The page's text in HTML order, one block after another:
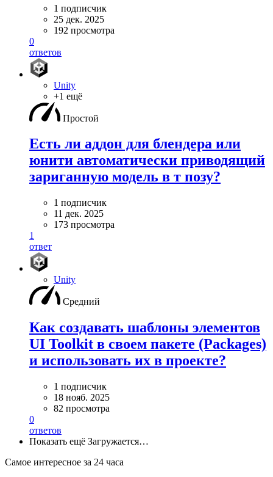
1 подписчик
25 дек. 2025
192 просмотра
0
ответов
Unity
+1 ещё
Простой
Есть ли аддон для блендера или
юнити автоматически приводящий
зариганную модель в т позу?
1 подписчик
11 дек. 2025
173 просмотра
1
ответ
Unity
Средний
Как создавать шаблоны элементов
UI Toolkit в своем пакете (Packages)
и использовать их в проекте?
1 подписчик
18 нояб. 2025
82 просмотра
0
ответов
Показать ещё Загружается…
Самое интересное за 24 часа